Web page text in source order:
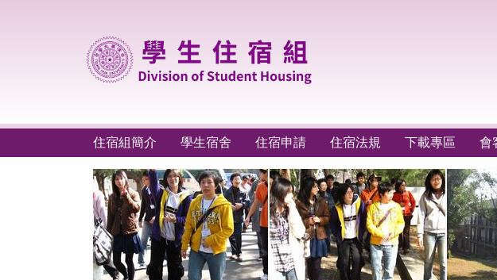
住宿組簡介 學生宿舍 住宿申請 住宿法規 下載專區 會